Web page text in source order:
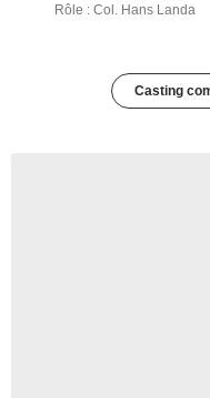
Rôle : Col. Hans Landa
Casting